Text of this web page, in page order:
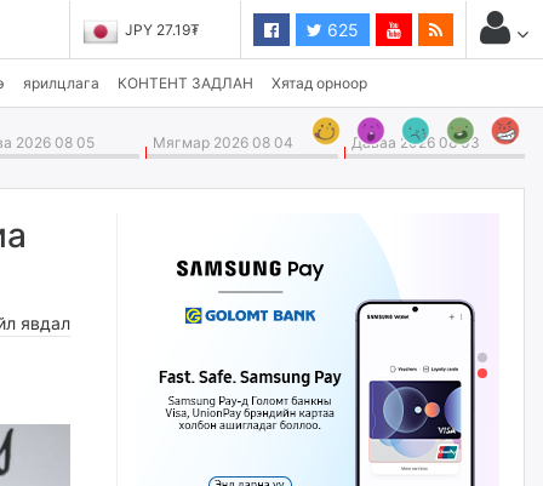
JPY 27.19₮ CHF 3,824.26₮625
ярилцлага КОНТЕНТ ЗАДЛАН Хятад орноор
2026 08 05 Мягмар 2026 08 04 Даваа 2026 08 03
явдал